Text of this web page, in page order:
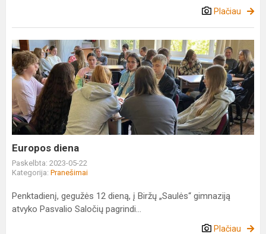
Plačiau
Europos
diena
Europos diena
Paskelbta: 2023-05-22
Kategorija: Pranešimai
Penktadienį, gegužės 12 dieną, į Biržų „Saulės“ gimnaziją
atvyko Pasvalio Saločių pagrindi...
Plačiau